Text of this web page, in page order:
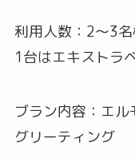
利用人数：2～3
1台はエキストラ
ブラン内容：エ
グリーティング